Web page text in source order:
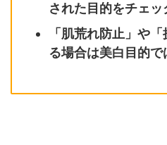
された目的をチェッ
「肌荒れ防止」や
る場合は美白目的